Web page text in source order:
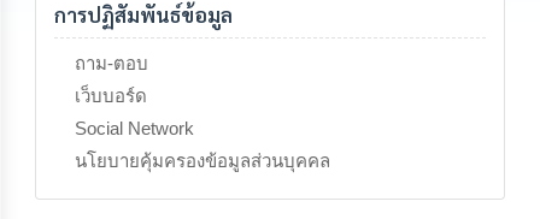
ดำเนิน
การ
ป้องกัน
ทุจริต
มาตรการ
การปฏิสัมพันธ์ข้อมูล
ถาม-ตอบ
เว็บบอร์ด
Social Network
นโยบายคุ้มครองข้อมูลส่วนบุคคล